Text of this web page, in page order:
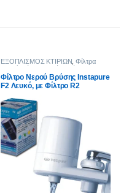
ΕΞΟΠΛΙΣΜΟΣ ΚΤΙΡΙΩΝ ,Φίλτρα
Νερού
Είδη Οικιακής Χρήσης
Εξοπλισμός Σπιτιού,Φίλτρα Νερού
Μπαταρίας Βρύσης
Φίλτρο Νερού Βρύσης Instapure
F2 Λευκό, με Φίλτρο R2